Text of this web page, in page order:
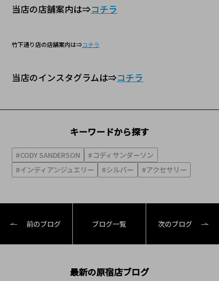
当店の店舗案内は⇒コチラ
竹下通り店の店舗案内は⇒コチラ
当店のインスタグラムは⇒コチラ
キーワードから探す
#CODY SANDERSON
#コディサンダーソン
#インディアンジュエリー
#シルバー #アクセサリー
前のブログ ブログ一覧 次のブログ
最新の原宿店ブログ